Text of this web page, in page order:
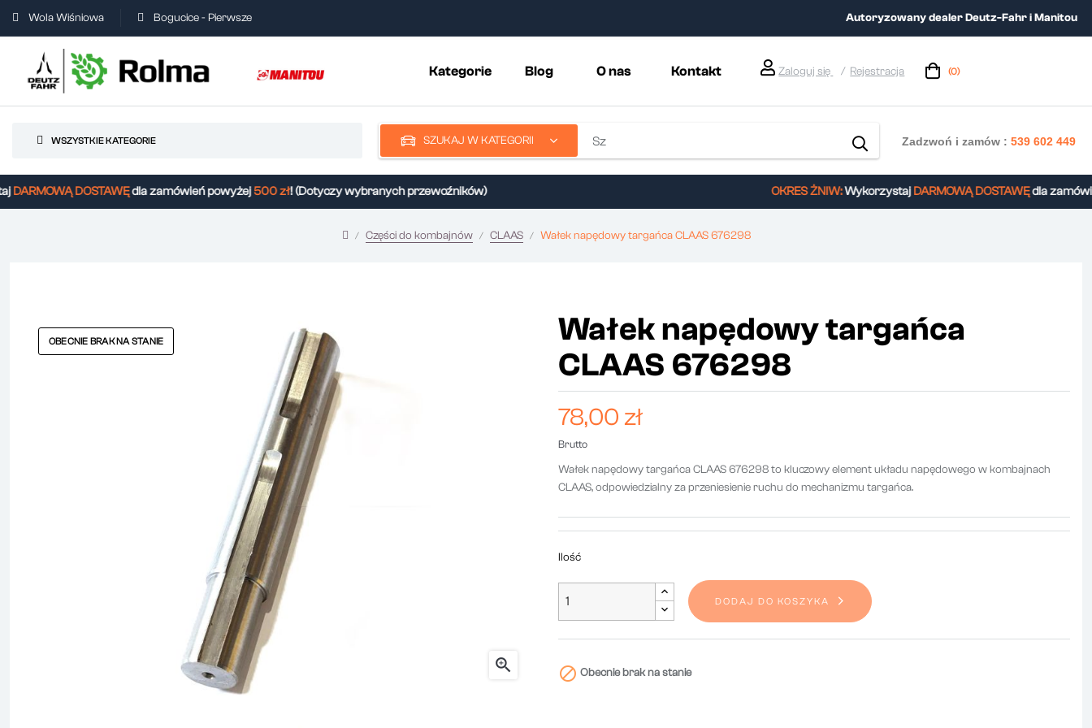
Wola Wiśniowa Bogucice - Pierwsze Autoryzowany dealer Deutz-Fahr i Manitou
Kategorie Blog O nas Kontakt Zaloguj się Rejestracja (0)
WSZYSTKIE KATEGORIE SZUKAJ W KATEGORII Zadzwoń i zamów :539 602 449
DOSTAWĘdla zamówień powyżej500 zł! (Dotyczy wybranych przewoźników) OKRES ŻNIW:WykorzystajDARMOWĄ DOSTAWĘdla zamówień
Części do kombajnów CLAAS Wałek napędowy targańca CLAAS 676298
OBECNIE BRAK NA STANIE

Wałek napędowy targańca
CLAAS 676298
78,00 zł
Brutto
Wałek napędowy targańca CLAAS 676298 to kluczowy element układu napędowego w kombajnach
CLAAS, odpowiedzialny za przeniesienie ruchu do mechanizmu targańca.
Ilość
DODAJ DO KOSZYKA
 Obecnie brak na stanie